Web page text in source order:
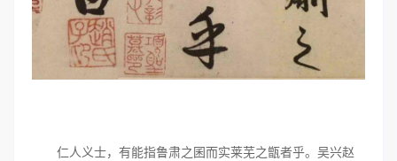
仁人义士，有能指鲁肃之囷而实莱芜之甑者乎。吴兴赵